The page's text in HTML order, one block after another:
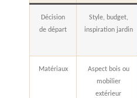
Décision
de départ
Style, budget,
inspiration jardin
Matériaux
Aspect bois ou
mobilier
extérieur